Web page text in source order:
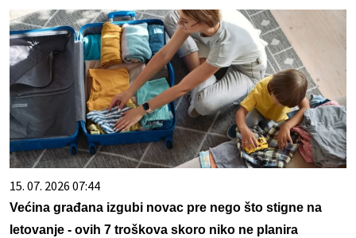
15. 07. 2026 07:44
Većina građana izgubi novac pre nego što stigne na
letovanje - ovih 7 troškova skoro niko ne planira